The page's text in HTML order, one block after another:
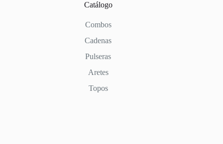
Catálogo
Combos
Cadenas
Pulseras
Aretes
Topos